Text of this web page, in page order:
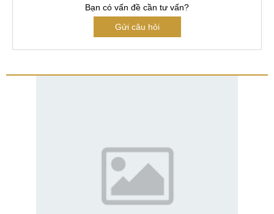
Bạn có vấn đề cần tư vấn?
Gửi câu hỏi